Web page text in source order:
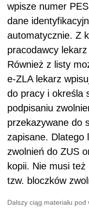
wpisze numer
dane
automatycznie. Z
pracodawcy
Również z listy
e-ZLA lekarz
do pracy i określa
podpisaniu
przekazywane do
zapisane. Dlatego
zwolnień do ZUS
kopii. Nie musi
tzw. bloczków
Dalszy ciąg materiału pod